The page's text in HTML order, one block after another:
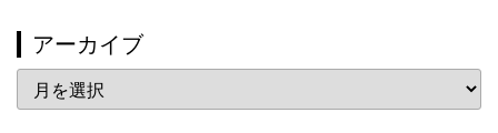
アーカイブ
ー